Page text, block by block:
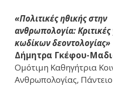
«Πολιτικές ηθικής στην
ανθρωπολογία:
κωδίκων δεοντολογίας»
Δήμητρα Γκέφου-
Ομότιμη Καθηγήτρια
Ανθρωπολογίας,